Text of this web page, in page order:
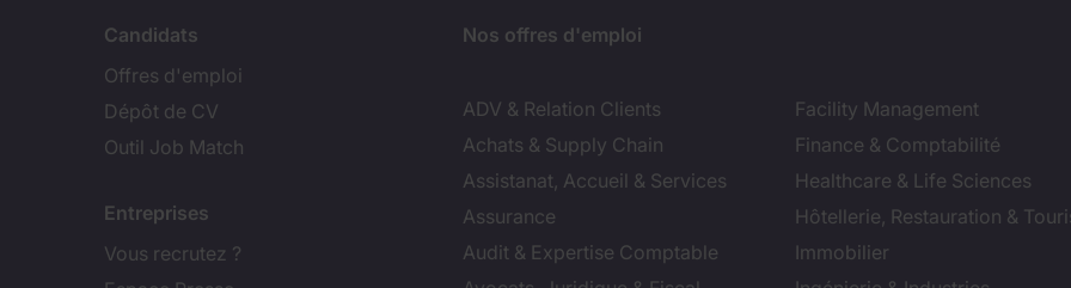
Candidats
Offres d'emploi
Dépôt de CV
Outil Job Match
Entreprises
Vous recrutez ?
Nos offres d'emploi
ADV & Relation Clients
Achats & Supply Chain
Assistanat, Accueil & Services
Assurance
Audit & Expertise Comptable
Facility Management
Finance & Comptabilité
Healthcare & Life Sciences
Hôtellerie, Restauration &
Immobilier